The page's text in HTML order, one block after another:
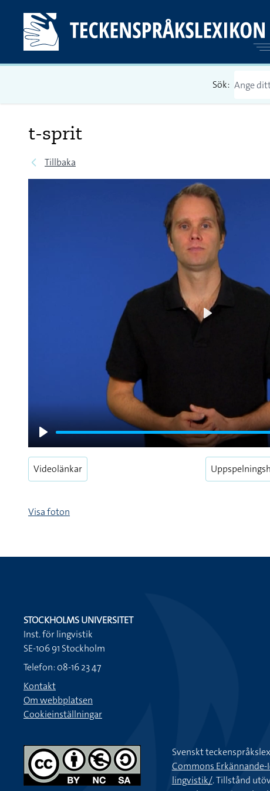
Sök:
t-sprit
Tillbaka
Play
Videolänkar
Visa foton
STOCKHOLMS UNIVERSITET
Inst. för lingvistik
SE-106 91 Stockholm
Telefon: 08-16 23 47
Kontakt
Om webbplatsen
Cookieinställningar
Svenskt
Commons Erkännande-
lingvistik/. Tillstånd